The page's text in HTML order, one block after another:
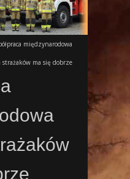
międzynarodowa
strażaków ma się dobrze